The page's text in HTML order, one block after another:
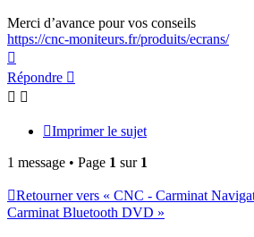
Merci d’avance pour vos conseils
https://cnc-moniteurs.fr/produits/ecrans/
Répondre
Imprimer le sujet
1 message • Page 1 sur 1
Retourner vers « CNC - Carminat
Carminat Bluetooth DVD »